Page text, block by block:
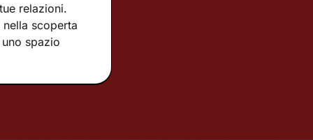
relazioni.
scoperta
spazio